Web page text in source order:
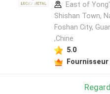
East of
Shishan Town,
Foshan City,
,Chine
5.0